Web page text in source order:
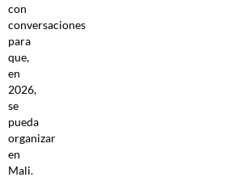
con
conversaciones
para
que,
en
2026,
se
pueda
organizar
en
Mali.